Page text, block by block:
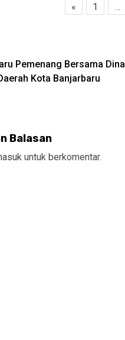
« 1 …
Pemenang Bersama
Kota Banjarbaru
Balasan
untuk berkomentar.